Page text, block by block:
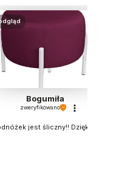
Bogumiła
zweryfikowano
jest śliczny!! Dziękuję